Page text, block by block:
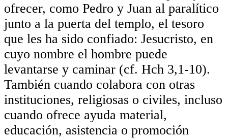
ofrecer, como Pedro y Juan al paralítico
junto a la puerta del templo, el tesoro
que les ha sido confiado: Jesucristo, en
cuyo nombre el hombre puede
levantarse y caminar (cf. Hch 3,1-10).
También cuando colabora con otras
instituciones, religiosas o civiles, incluso
cuando ofrece ayuda material,
educación, asistencia o promoción